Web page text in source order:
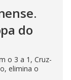
do
o 3 a 1, Cruz-
elimina o